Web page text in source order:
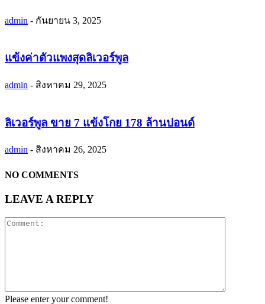
admin - กันยายน 3, 2025
แข้งค่าตัวแพงสุดลิเวอร์พูล
admin - สิงหาคม 29, 2025
ลิเวอร์พูล ขาย 7 แข้งโกย 178 ล้านปอนด์
admin - สิงหาคม 26, 2025
NO COMMENTS
LEAVE A REPLY
Please enter your comment!